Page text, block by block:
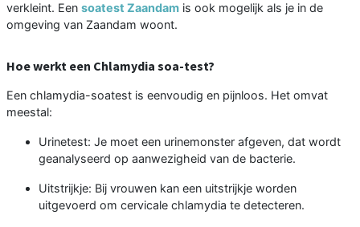
verkleint. Een soatest Zaandam is ook mogelijk als je in de
omgeving van Zaandam woont.
Hoe werkt een Chlamydia soa-test?
Een chlamydia-soatest is eenvoudig en pijnloos. Het omvat
meestal:
Urinetest: Je moet een urinemonster afgeven, dat wordt
geanalyseerd op aanwezigheid van de bacterie.
Uitstrijkje: Bij vrouwen kan een uitstrijkje worden
uitgevoerd om cervicale chlamydia te detecteren.